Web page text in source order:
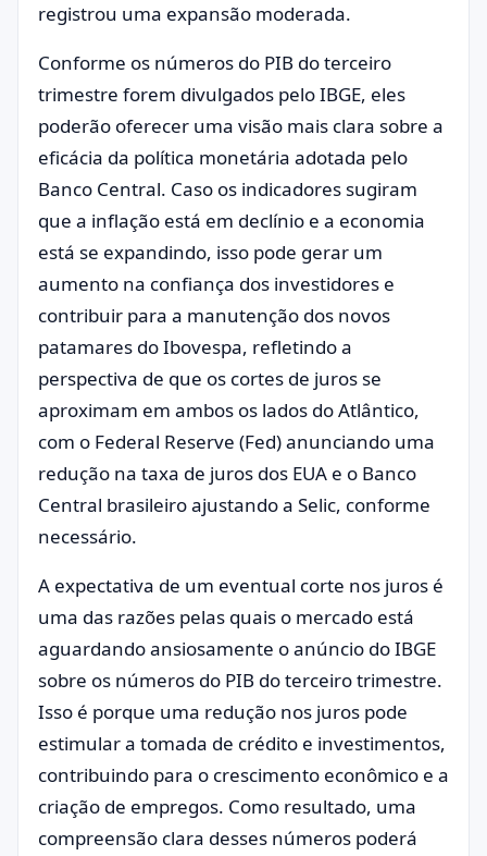
registrou uma expansão moderada.
Conforme os números do PIB do terceiro
trimestre forem divulgados pelo IBGE, eles
poderão oferecer uma visão mais clara sobre a
eficácia da política monetária adotada pelo
Banco Central. Caso os indicadores sugiram
que a inflação está em declínio e a economia
está se expandindo, isso pode gerar um
aumento na confiança dos investidores e
contribuir para a manutenção dos novos
patamares do Ibovespa, refletindo a
perspectiva de que os cortes de juros se
aproximam em ambos os lados do Atlântico,
com o Federal Reserve (Fed) anunciando uma
redução na taxa de juros dos EUA e o Banco
Central brasileiro ajustando a Selic, conforme
necessário.
A expectativa de um eventual corte nos juros é
uma das razões pelas quais o mercado está
aguardando ansiosamente o anúncio do IBGE
sobre os números do PIB do terceiro trimestre.
Isso é porque uma redução nos juros pode
estimular a tomada de crédito e investimentos,
contribuindo para o crescimento econômico e a
criação de empregos. Como resultado, uma
compreensão clara desses números poderá